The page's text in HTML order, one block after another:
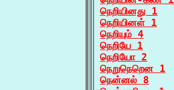
நெறியினது 1
நெறியினள் 1
நெறியும் 4
நெறியே 1
நெறியோ 2
நெறுநெறென 1
நென்னல் 8